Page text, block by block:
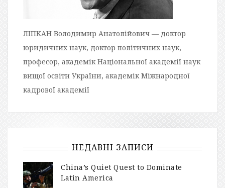
ЛІПКАН Володимир Анатолійович — доктор
юридичних наук, доктор політичних наук,
професор, академік Національної академії наук
вищої освіти України, академік Міжнародної
кадрової академії
НЕДАВНІ ЗАПИСИ
China’s Quiet Quest to Dominate
Latin America